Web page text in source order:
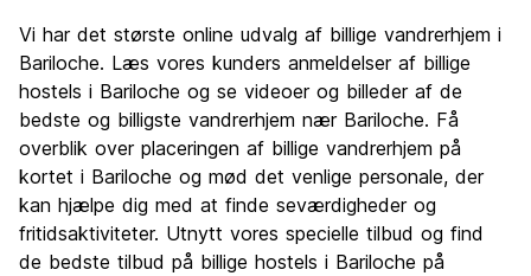
Vi har det største online udvalg af billige vandrerhjem i
Bariloche. Læs vores kunders anmeldelser af billige
hostels i Bariloche og se videoer og billeder af de
bedste og billigste vandrerhjem nær Bariloche. Få
overblik over placeringen af billige vandrerhjem på
kortet i Bariloche og mød det venlige personale, der
kan hjælpe dig med at finde seværdigheder og
fritidsaktiviteter. Utnytt vores specielle tilbud og find
de bedste tilbud på billige hostels i Bariloche på